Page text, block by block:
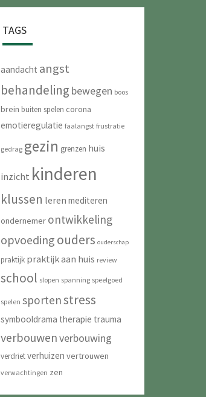
TAGS
aandacht angst
behandeling bewegen boos
brein buiten spelen corona
emotieregulatie faalangst frustratie
gedrag gezin grenzen huis
inzicht kinderen
klussen leren mediteren
ondernemer ontwikkeling
opvoeding ouders ouderschap
praktijk praktijk aan huis review
school slopen spanning speelgoed
spelen sportenstress
symbooldrama therapie trauma
verbouwenverbouwing
verdriet verhuizen vertrouwen
verwachtingen zen